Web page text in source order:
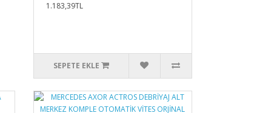
1.183,39TL
SEPETE EKLE